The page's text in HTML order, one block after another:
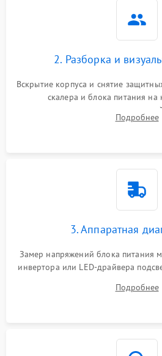
2. Разборка и
Вскрытие корпуса и снятие
скалера и блока питания на
конденсаторов, прогаров,
контактов и целостности
Подробнее
3. Аппаратная
Замер напряжений блока питания
инвертора или LED-драйвера
питания скалера и тестирование
Подробнее